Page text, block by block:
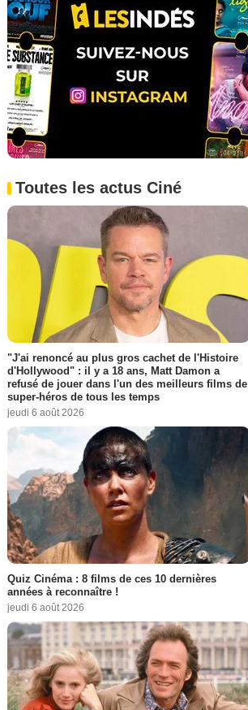
Toutes les actus Ciné
"J'ai renoncé au plus gros cachet de l'Histoire
d'Hollywood" : il y a 18 ans, Matt Damon a
refusé de jouer dans l'un des meilleurs films de
super-héros de tous les temps
jeudi 6 août 2026
Quiz Cinéma : 8 films de ces 10 dernières
années à reconnaître !
jeudi 6 août 2026